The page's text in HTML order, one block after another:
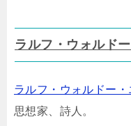
ラルフ・ウォルド
ラルフ・ウォルドー・
思想家、詩人。